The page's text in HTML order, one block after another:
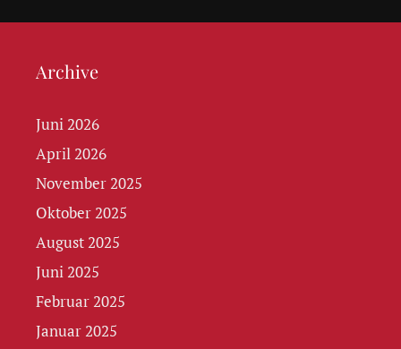
Archive
Juni 2026
April 2026
November 2025
Oktober 2025
August 2025
Juni 2025
Februar 2025
Januar 2025